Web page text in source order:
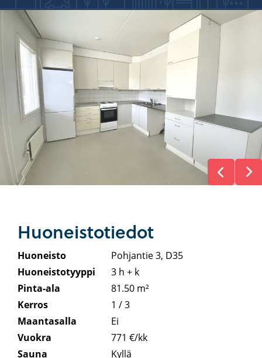
Huoneistotiedot
Huoneisto
Pohjantie 3, D35
Huoneistotyyppi
3 h + k
Pinta-ala
81.50 m²
Kerros
1 / 3
Maantasalla
Ei
Vuokra
771 €/kk
Sauna
Kyllä